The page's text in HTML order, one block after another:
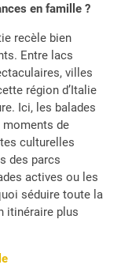
en famille ?
recèle bien
Entre lacs
villes
région d’Italie
Ici, les balades
de
culturelles
des parcs
actives ou les
séduire toute la
itinéraire plus